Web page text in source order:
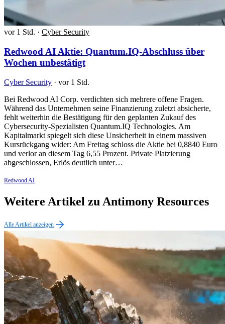
vor 1 Std. · Cyber Security
Redwood AI Aktie: Quantum.IQ-Abschluss über
Wochen unbestätigt
Cyber Security · vor 1 Std.
Bei Redwood AI Corp. verdichten sich mehrere offene Fragen.
Während das Unternehmen seine Finanzierung zuletzt absicherte,
fehlt weiterhin die Bestätigung für den geplanten Zukauf des
Cybersecurity-Spezialisten Quantum.IQ Technologies. Am
Kapitalmarkt spiegelt sich diese Unsicherheit in einem massiven
Kursrückgang wider: Am Freitag schloss die Aktie bei 0,8840 Euro
und verlor an diesem Tag 6,55 Prozent. Private Platzierung
abgeschlossen, Erlös deutlich unter…
Redwood AI
Weitere Artikel zu Antimony Resources
Alle Artikel anzeigen